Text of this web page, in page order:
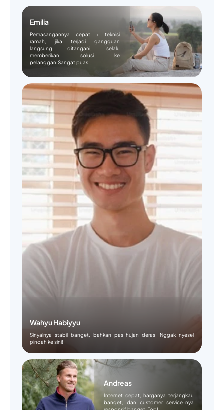
Emilia
Pemasangannya cepat + teknisi
ramah, jika terjadi gangguan
langsung ditangani, selalu
memberikan solusi ke
pelanggan.Sangat puas!
Wahyu Habiyyu
Sinyalnya stabil banget, bahkan pas hujan deras. Nggak nyesel
pindah ke sini!
Andreas
Internet cepat, harganya terjangkau
banget, dan customer service-nya